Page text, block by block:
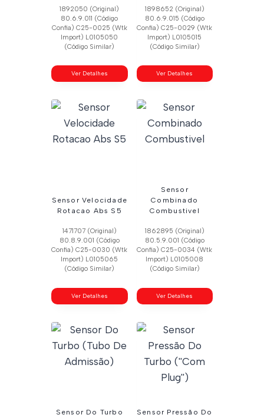
1892050 (Original)
80.6.9.011 (Código
Confia) C25-0025 (Wtk
Import) L0105050
(Código Similar)
Ver Detalhes
1898652 (Original)
80.6.9.015 (Código
Confia) C25-0029 (Wtk
Import) L0105015
(Código Similar)
Ver Detalhes
Sensor Velocidade
Rotacao Abs S5
1471707 (Original)
80.8.9.001 (Código
Confia) C25-0030 (Wtk
Import) L0105065
(Código Similar)
Ver Detalhes
Sensor
Combinado
Combustivel
1862895 (Original)
80.5.9.001 (Código
Confia) C25-0034 (Wtk
Import) L0105008
(Código Similar)
Ver Detalhes
Sensor Do Turbo
Sensor Pressão Do